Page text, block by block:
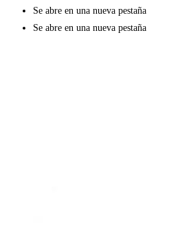
Se abre en una nueva pestaña
Se abre en una nueva pestaña